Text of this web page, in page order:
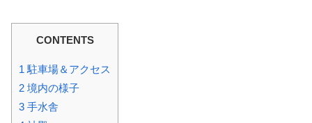
CONTENTS
1 駐車場＆アクセス
2 境内の様子
3 手水舎